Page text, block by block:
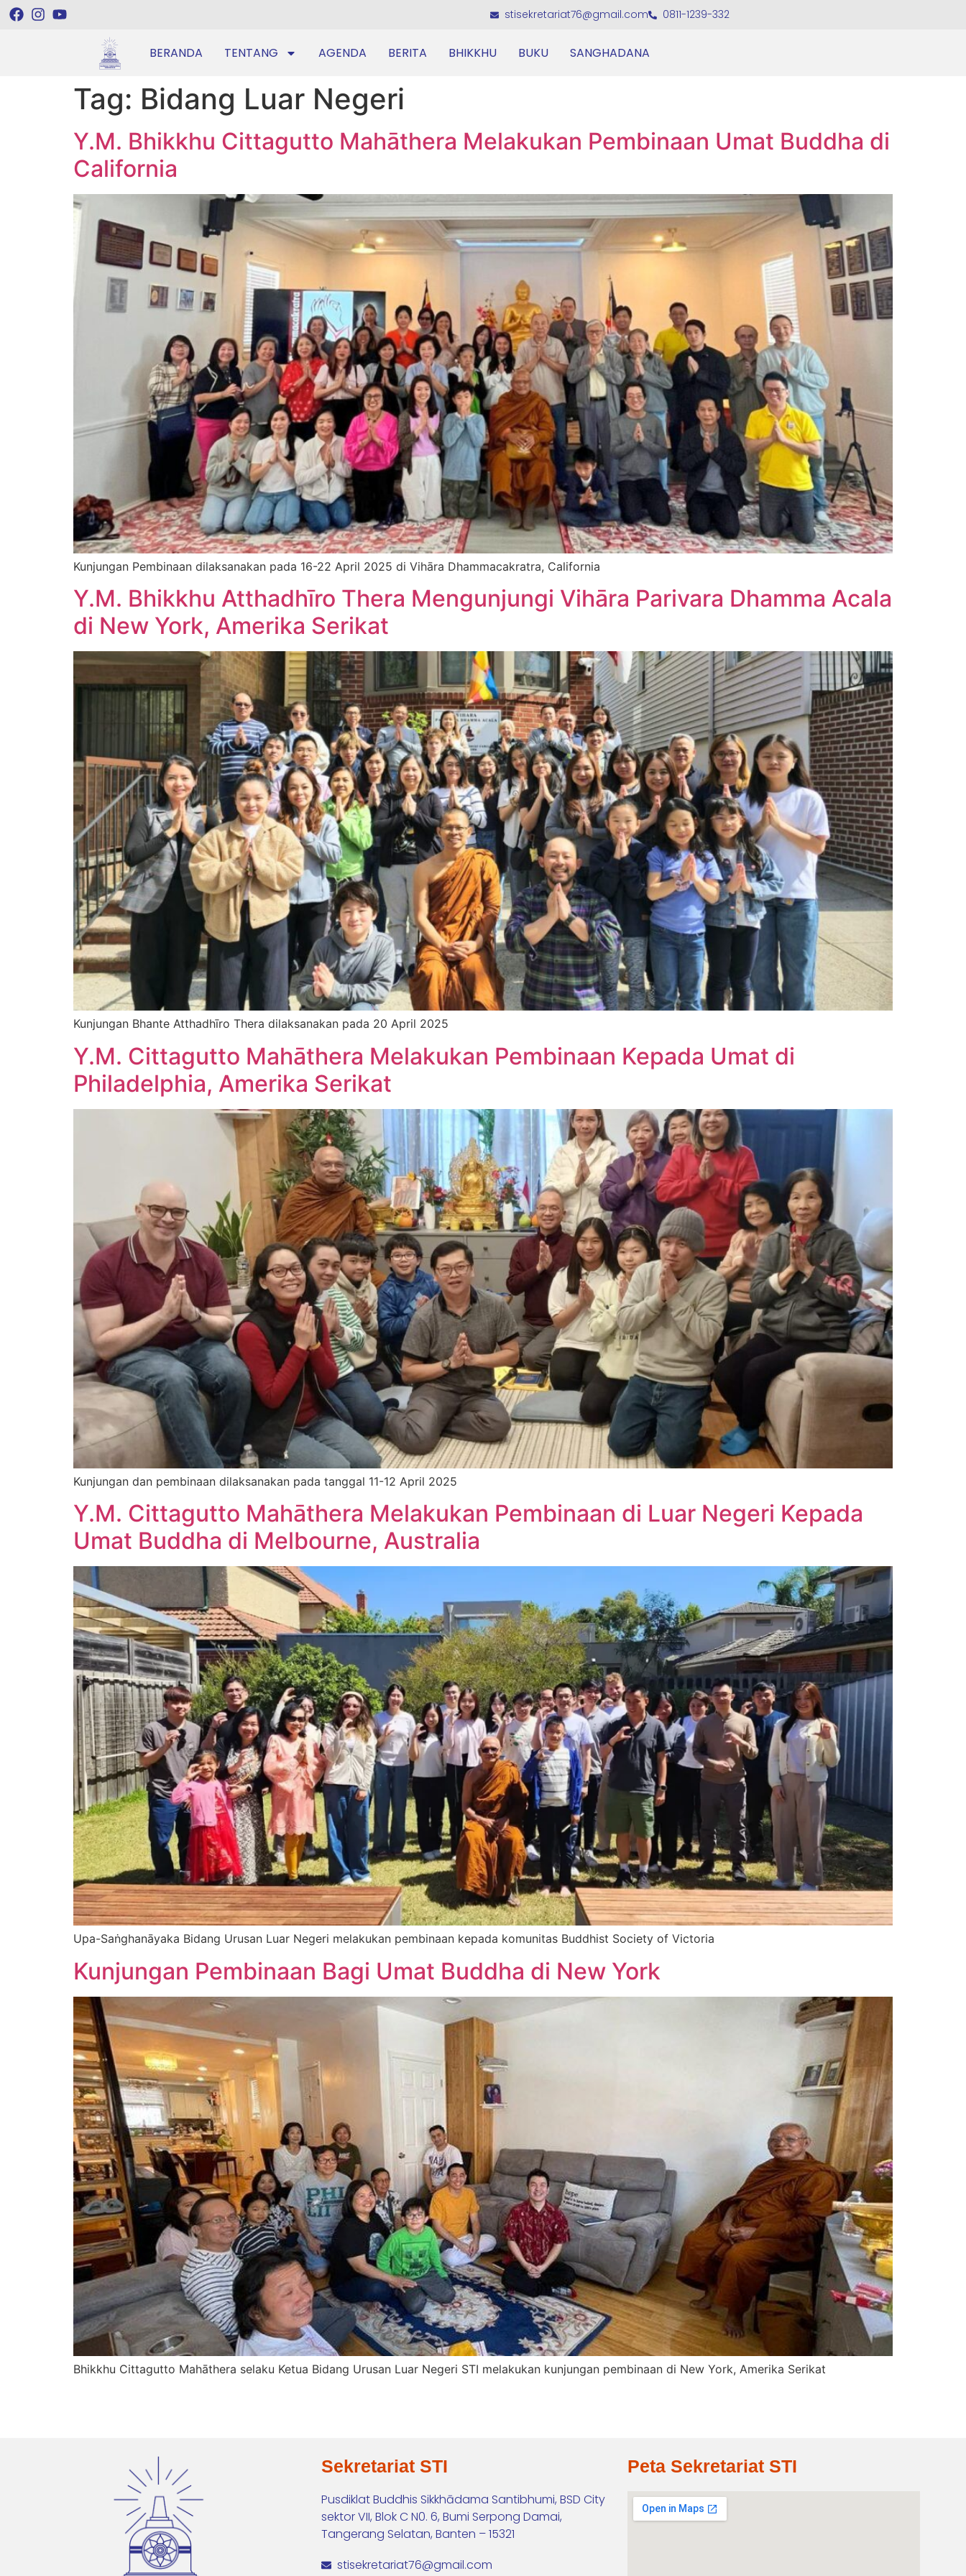
stisekretariat76@gmail.com 0811-1239-332
BERANDA TENTANG AGENDA BERITA BHIKKHU BUKU SANGHADANA
Tag: Bidang Luar Negeri
Y.M. Bhikkhu Cittagutto Mahāthera Melakukan Pembinaan Umat Buddha di
California
Kunjungan Pembinaan dilaksanakan pada 16-22 April 2025 di Vihāra Dhammacakratra, California
Y.M. Bhikkhu Atthadhīro Thera Mengunjungi Vihāra Parivara Dhamma Acala
di New York, Amerika Serikat
Kunjungan Bhante Atthadhīro Thera dilaksanakan pada 20 April 2025
Y.M. Cittagutto Mahāthera Melakukan Pembinaan Kepada Umat di
Philadelphia, Amerika Serikat
Kunjungan dan pembinaan dilaksanakan pada tanggal 11-12 April 2025
Y.M. Cittagutto Mahāthera Melakukan Pembinaan di Luar Negeri Kepada
Umat Buddha di Melbourne, Australia
Upa-Saṅghanāyaka Bidang Urusan Luar Negeri melakukan pembinaan kepada komunitas Buddhist Society of Victoria
Kunjungan Pembinaan Bagi Umat Buddha di New York
Bhikkhu Cittagutto Mahāthera selaku Ketua Bidang Urusan Luar Negeri STI melakukan kunjungan pembinaan di New York, Amerika Serikat
Sekretariat STI
Pusdiklat Buddhis Sikkhādama Santibhumi, BSD City
sektor VII, Blok C N0. 6, Bumi Serpong Damai,
Tangerang Selatan, Banten – 15321
stisekretariat76@gmail.com
Peta Sekretariat STI